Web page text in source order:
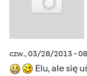
czw., 03/28/2013 -
Elu, ale się